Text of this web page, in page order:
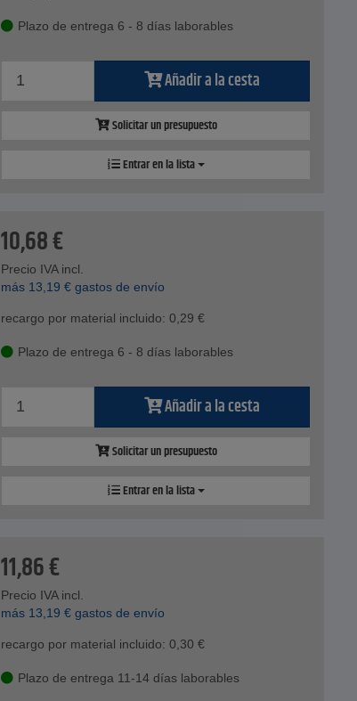
Plazo de entrega 6 - 8 días laborables
Añadir a la cesta
Solicitar un presupuesto
Entrar en la lista
10,68€
Precio IVA incl.
más 13,19 € gastos de envío
recargo por material incluido: 0,29 €
Plazo de entrega 6 - 8 días laborables
Añadir a la cesta
Solicitar un presupuesto
Entrar en la lista
11,86€
Precio IVA incl.
más 13,19 € gastos de envío
recargo por material incluido: 0,30 €
Plazo de entrega 11-14 días laborables